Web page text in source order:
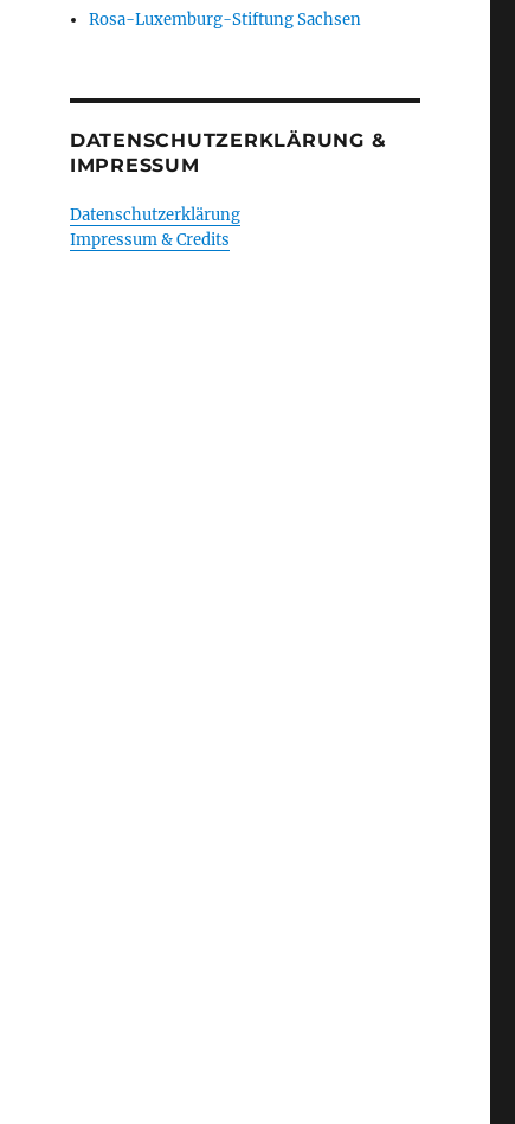
Rosa-Luxemburg-Stiftung Sachsen
DATENSCHUTZERKLÄRUNG &
IMPRESSUM
Datenschutzerklärung
Impressum & Credits